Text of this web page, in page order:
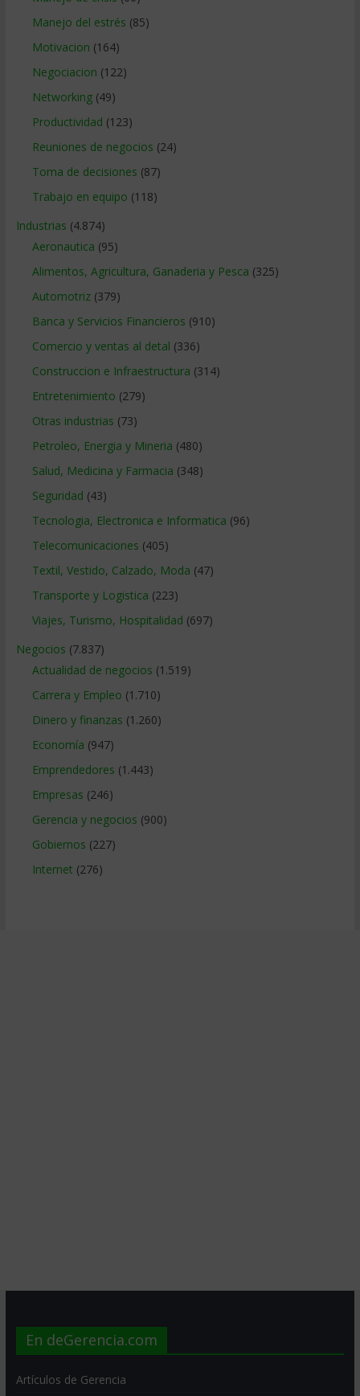
Manejo del estrés (85)
Motivacion (164)
Negociacion (122)
Networking(49)
Productividad (123)
Reuniones de negocios (24)
Toma de decisiones (87)
Trabajo en equipo (118)
Industrias (4.874)
Aeronautica (95)
Alimentos, Agricultura, Ganaderia y Pesca (325)
Automotriz(379)
Banca y Servicios Financieros (910)
Comercio y ventas al detal (336)
Construccion e Infraestructura (314)
Entretenimiento (279)
Otras industrias (73)
Petroleo, Energia y Mineria (480)
Salud, Medicina y Farmacia (348)
Seguridad (43)
Tecnologia, Electronica e Informatica (96)
Telecomunicaciones (405)
Textil, Vestido, Calzado, Moda (47)
Transporte y Logistica (223)
Viajes, Turismo, Hospitalidad (697)
Negocios (7.837)
Actualidad de negocios (1.519)
Carrera y Empleo (1.710)
Dinero y finanzas (1.260)
Economía (947)
Emprendedores (1.443)
Empresas (246)
Gerencia y negocios (900)
Gobiernos (227)
Internet (276)
En deGerencia.com
Artículos de Gerencia